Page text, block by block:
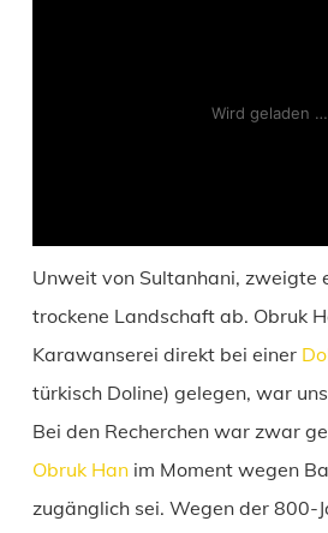
Unweit von Sultanhani, zweigte
trockene Landschaft ab. Obruk
Karawanserei direkt bei einer
türkisch Doline) gelegen, war
Bei den Recherchen war zwar
Obruk Hanim Moment wegen
zugänglich sei. Wegen der 800-